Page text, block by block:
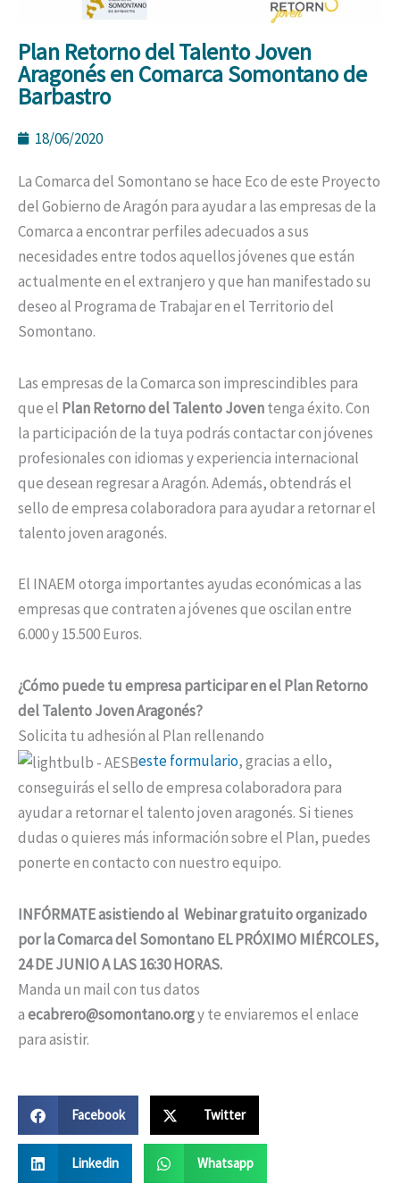
Plan Retorno del Talento Joven
Aragonés en Comarca Somontano de
Barbastro
18/06/2020
La Comarca del Somontano se hace Eco de este Proyecto
del Gobierno de Aragón para ayudar a las empresas de la
Comarca a encontrar perfiles adecuados a sus
necesidades entre todos aquellos jóvenes que están
actualmente en el extranjero y que han manifestado su
deseo al Programa de Trabajar en el Territorio del
Somontano.
Las empresas de la Comarca son imprescindibles para
que el Plan Retorno del Talento Joventenga éxito. Con
la participación de la tuya podrás contactar con jóvenes
profesionales con idiomas y experiencia internacional
que desean regresar a Aragón. Además, obtendrás el
sello de empresa colaboradora para ayudar a retornar el
talento joven aragonés.
El INAEM otorga importantes ayudas económicas a las
empresas que contraten a jóvenes que oscilan entre
6.000 y 15.500 Euros.
¿Cómo puede tu empresa participar en el Plan Retorno
del Talento Joven Aragonés?
Solicita tu adhesión al Plan rellenando
este formulario, gracias a ello,
conseguirás el sello de empresa colaboradora para
ayudar a retornar el talento joven aragonés. Si tienes
dudas o quieres más información sobre el Plan, puedes
ponerte en contacto con nuestro equipo.
INFÓRMATE asistiendo al Webinar gratuito organizado
por la Comarca del Somontano EL PRÓXIMO MIÉRCOLES,
24 DE JUNIO A LAS 16:30 HORAS.
Manda un mail con tus datos
aecabrero@somontano.orgy te enviaremos el enlace
para asistir.
Facebook Twitter
Linkedin Whatsapp